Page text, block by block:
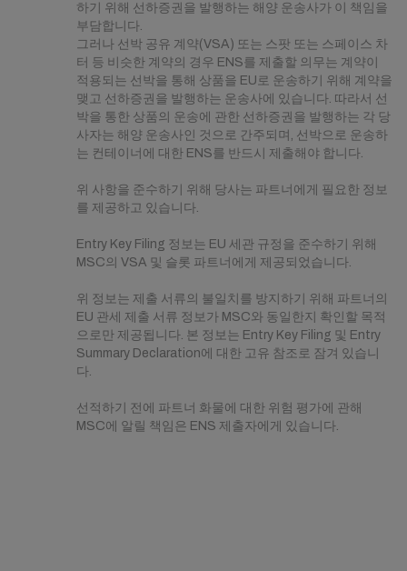
하기 위해 선하증권을 발행하는 해양 운송사가 이 책임을
부담합니다.
그러나 선박 공유 계약(VSA) 또는 스팟 또는 스페이스 차
터 등 비슷한 계약의 경우 ENS를 제출할 의무는 계약이
적용되는 선박을 통해 상품을 EU로 운송하기 위해 계약을
맺고 선하증권을 발행하는 운송사에 있습니다. 따라서 선
박을 통한 상품의 운송에 관한 선하증권을 발행하는 각 당
사자는 해양 운송사인 것으로 간주되며, 선박으로 운송하
는 컨테이너에 대한 ENS를 반드시 제출해야 합니다.
위 사항을 준수하기 위해 당사는 파트너에게 필요한 정보
를 제공하고 있습니다.
Entry Key Filing 정보는 EU 세관 규정을 준수하기 위해
MSC의 VSA 및 슬롯 파트너에게 제공되었습니다.
위 정보는 제출 서류의 불일치를 방지하기 위해 파트너의
EU 관세 제출 서류 정보가 MSC와 동일한지 확인할 목적
으로만 제공됩니다. 본 정보는 Entry Key Filing 및 Entry
Summary Declaration에 대한 고유 참조로 잠겨 있습니
다.
선적하기 전에 파트너 화물에 대한 위험 평가에 관해
MSC에 알릴 책임은 ENS 제출자에게 있습니다.